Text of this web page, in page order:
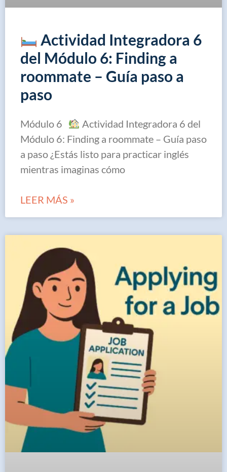
Actividad Integradora 6
del Módulo 6: Finding a
roommate – Guía paso a
paso
Módulo 6
Actividad Integradora 6 del
Módulo 6: Finding a roommate – Guía paso
a paso ¿Estás listo para practicar inglés
mientras imaginas cómo
LEER MÁS »